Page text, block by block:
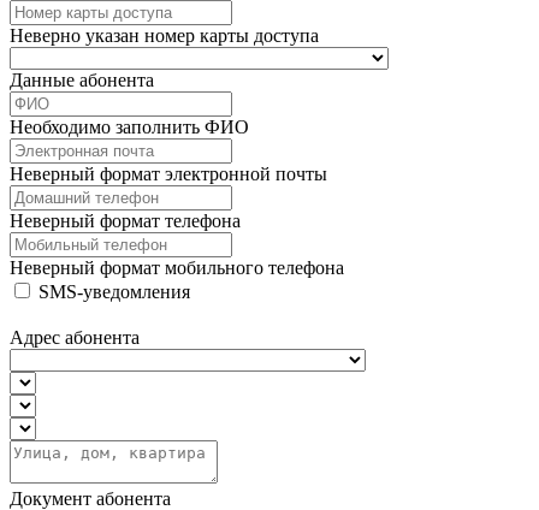
Неверно указан номер карты доступа
Данные абонента
Необходимо заполнить ФИО
Неверный формат электронной почты
Неверный формат телефона
Неверный формат мобильного телефона
SMS-уведомления
Адрес абонента
Документ абонента